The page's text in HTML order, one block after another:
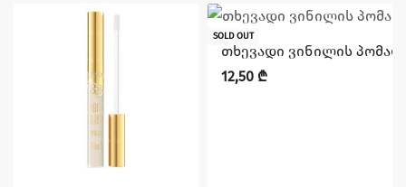
SOLD OUT
თხევადი ვინილის პომადა
12,50 ₾